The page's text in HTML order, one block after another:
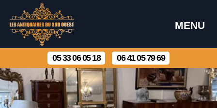
MENU
05 33 06 05 18 06 41 05 79 69